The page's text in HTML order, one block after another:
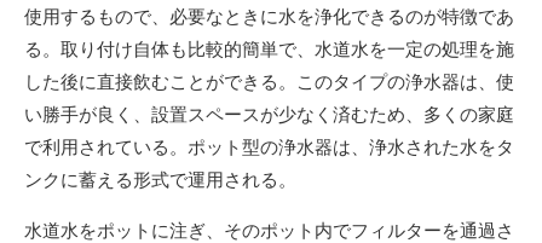
使用するもので、必要なときに水を浄化できるのが特徴であ
る。取り付け自体も比較的簡単で、水道水を一定の処理を施
した後に直接飲むことができる。このタイプの浄水器は、使
い勝手が良く、設置スペースが少なく済むため、多くの家庭
で利用されている。ポット型の浄水器は、浄水された水をタ
ンクに蓄える形式で運用される。
水道水をポットに注ぎ、そのポット内でフィルターを通過さ